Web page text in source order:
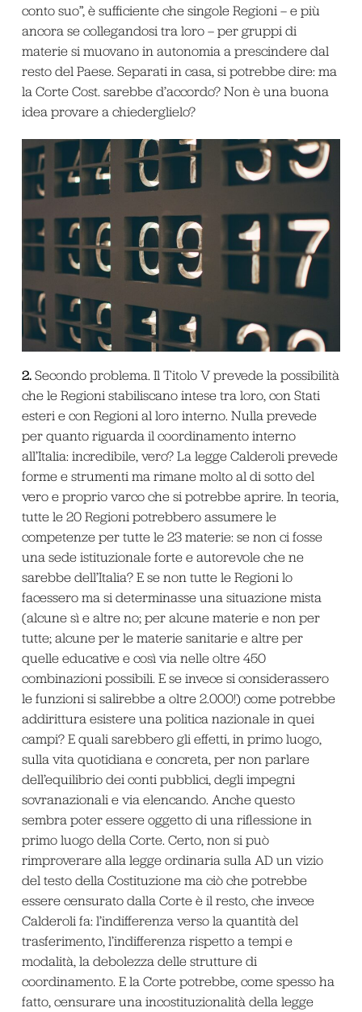
conto suo”, è sufficiente che singole Regioni – e più
ancora se collegandosi tra loro – per gruppi di
materie si muovano in autonomia a prescindere dal
resto del Paese. Separati in casa, si potrebbe dire: ma
la Corte Cost. sarebbe d’accordo? Non è una buona
idea provare a chiederglielo?
2.Secondo problema. Il Titolo V prevede la possibilità
che le Regioni stabiliscano intese tra loro, con Stati
esteri e con Regioni al loro interno. Nulla prevede
per quanto riguarda il coordinamento interno
all’Italia: incredibile, vero? La legge Calderoli prevede
forme e strumenti ma rimane molto al di sotto del
vero e proprio varco che si potrebbe aprire. In teoria,
tutte le 20 Regioni potrebbero assumere le
competenze per tutte le 23 materie: se non ci fosse
una sede istituzionale forte e autorevole che ne
sarebbe dell’Italia? E se non tutte le Regioni lo
facessero ma si determinasse una situazione mista
(alcune sì e altre no; per alcune materie e non per
tutte; alcune per le materie sanitarie e altre per
quelle educative e così via nelle oltre 450
combinazioni possibili. E se invece si considerassero
le funzioni si salirebbe a oltre 2.000!) come potrebbe
addirittura esistere una politica nazionale in quei
campi? E quali sarebbero gli effetti, in primo luogo,
sulla vita quotidiana e concreta, per non parlare
dell’equilibrio dei conti pubblici, degli impegni
sovranazionali e via elencando. Anche questo
sembra poter essere oggetto di una riflessione in
primo luogo della Corte. Certo, non si può
rimproverare alla legge ordinaria sulla AD un vizio
del testo della Costituzione ma ciò che potrebbe
essere censurato dalla Corte è il resto, che invece
Calderoli fa: l’indifferenza verso la quantità del
trasferimento, l’indifferenza rispetto a tempi e
modalità, la debolezza delle strutture di
coordinamento. E la Corte potrebbe, come spesso ha
fatto, censurare una incostituzionalità della legge